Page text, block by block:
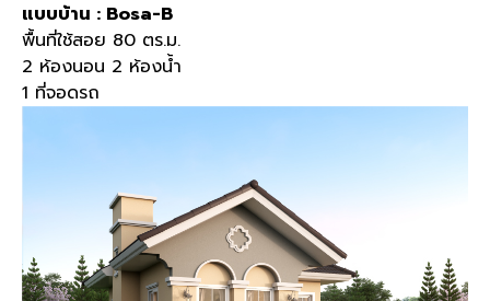
แบบบ้าน : Bosa-B
พื้นที่ใช้สอย 80 ตร.ม.
2 ห้องนอน 2 ห้องน้ำ
1 ที่จอดรถ